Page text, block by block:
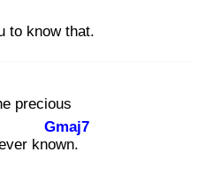
to know that.
precious
know
Gmaj7
n.